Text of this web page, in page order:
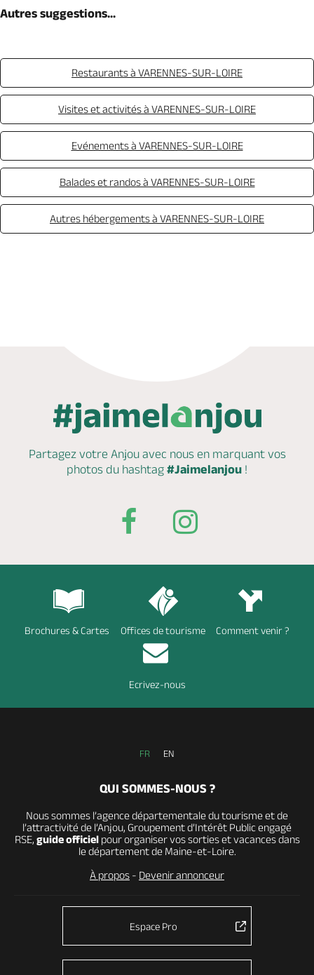
Autres suggestions...
Restaurants à VARENNES-SUR-LOIRE
Visites et activités à VARENNES-SUR-LOIRE
Evénements à VARENNES-SUR-LOIRE
Balades et randos à VARENNES-SUR-LOIRE
Autres hébergements à VARENNES-SUR-LOIRE
Partagez votre Anjou avec nous en marquantvos
photos du hashtag #Jaimelanjou !
Brochures & Cartes Offices de tourisme Comment venir ?
Ecrivez-nous
FR EN
QUI SOMMES-NOUS ?
Nous sommes l’agence départementale du tourisme et de
l’attractivité de l’Anjou, Groupement d’Intérêt Public engagé
RSE, guide officielpour organiser vos sorties et vacances dans
le département de Maine-et-Loire.
À propos - Devenir annonceur
Espace Pro